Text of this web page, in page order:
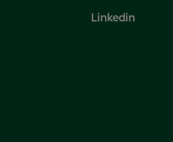
Linkedin